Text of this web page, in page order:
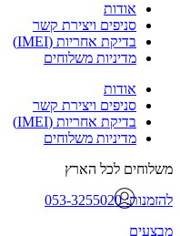
אודות
סניפים ויצירת קשר
בדיקת אחריות (IMEI)
מדיניות משלוחים
אודות
סניפים ויצירת קשר
בדיקת אחריות (IMEI)
מדיניות משלוחים
לכל הארץ
053-3255020